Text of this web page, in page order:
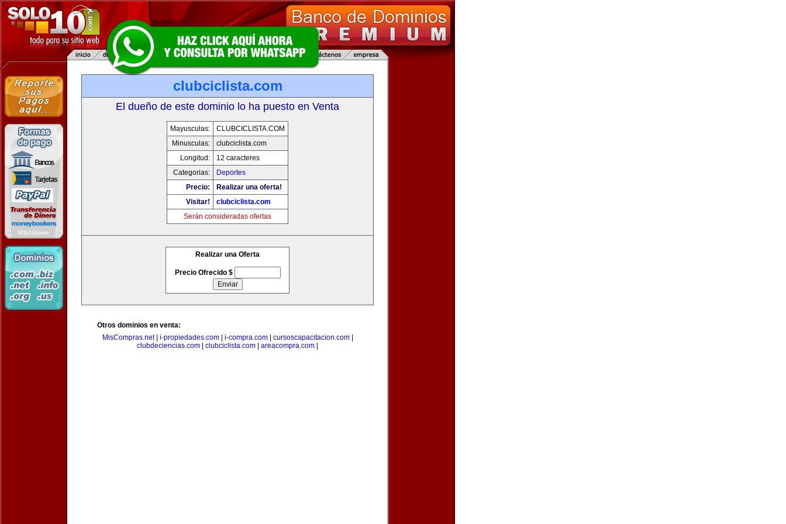
clubciclista.com
El dueño de este dominio lo ha puesto en Venta
Mayusculas:
CLUBCICLISTA.COM
Minusculas:
clubciclista.com
Longitud:
12 caracteres
Categorias:
Deportes
Precio:
Realizar una oferta!
Visitar!
clubciclista.com
Serán consideradas ofertas
Realizar una Oferta
Precio Ofrecido $
Otros dominios en venta:
MisCompras.net| i-propiedades.com| i-compra.com| cursoscapacitacion.com|
clubdeciencias.com
clubciclista.com areacompra.com